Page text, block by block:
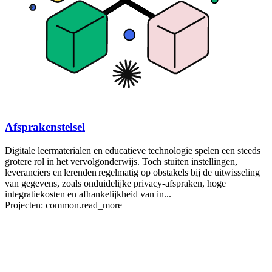
Afsprakenstelsel
Digitale leermaterialen en educatieve technologie spelen een steeds
grotere rol in het vervolgonderwijs. Toch stuiten instellingen,
leveranciers en lerenden regelmatig op obstakels bij de uitwisseling
van gegevens, zoals onduidelijke privacy-afspraken, hoge
integratiekosten en afhankelijkheid van in...
Projecten: common.read_more